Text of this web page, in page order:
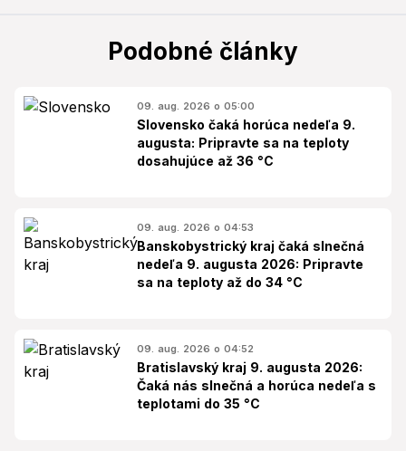
Podobné články
09. aug. 2026 o 05:00
Slovensko čaká horúca nedeľa 9.
augusta: Pripravte sa na teploty
dosahujúce až 36 °C
09. aug. 2026 o 04:53
Banskobystrický kraj čaká slnečná
nedeľa 9. augusta 2026: Pripravte
sa na teploty až do 34 °C
09. aug. 2026 o 04:52
Bratislavský kraj 9. augusta 2026:
Čaká nás slnečná a horúca nedeľa s
teplotami do 35 °C